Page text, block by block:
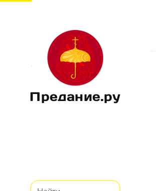
Предание.ру